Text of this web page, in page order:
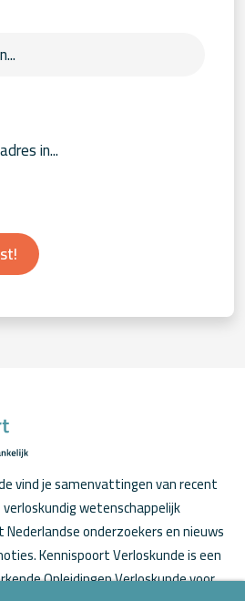
vind je samenvattingen van recent
wetenschappelijk
onderzoekers en nieuws
Kennispoort Verloskunde is een
Opleidingen Verloskunde voor